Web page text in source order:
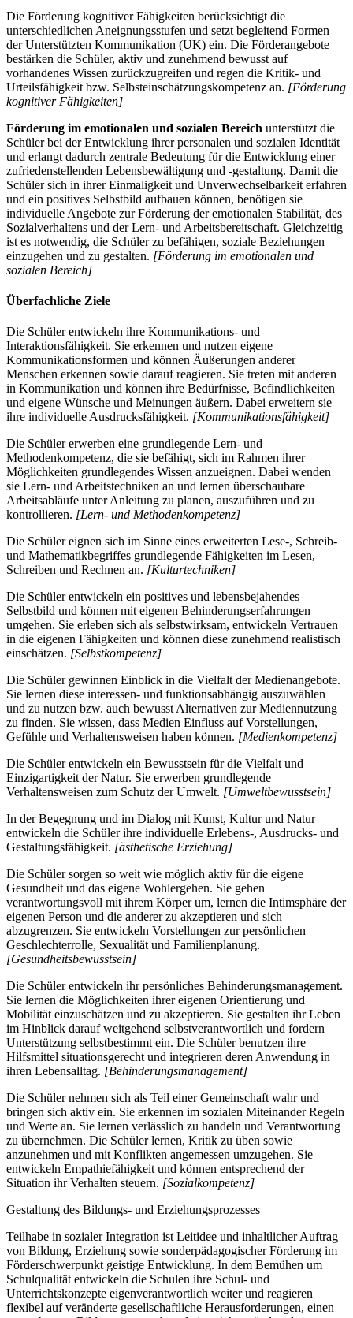
Die Förderung kognitiver Fähigkeiten berücksichtigt die
unterschiedlichen Aneignungsstufen und setzt begleitend Formen
der Unterstützten Kommunikation (UK) ein. Die Förderangebote
bestärken die Schüler, aktiv und zunehmend bewusst auf
vorhandenes Wissen zurückzugreifen und regen die Kritik- und
Urteilsfähigkeit bzw. Selbsteinschätzungskompetenz an. [Förderung
kognitiver Fähigkeiten]
Förderung im emotionalen und sozialen Bereich unterstützt die
Schüler bei der Entwicklung ihrer personalen und sozialen Identität
und erlangt dadurch zentrale Bedeutung für die Entwicklung einer
zufriedenstellenden Lebensbewältigung und -gestaltung. Damit die
Schüler sich in ihrer Einmaligkeit und Unverwechselbarkeit erfahren
und ein positives Selbstbild aufbauen können, benötigen sie
individuelle Angebote zur Förderung der emotionalen Stabilität, des
Sozialverhaltens und der Lern- und Arbeitsbereitschaft. Gleichzeitig
ist es notwendig, die Schüler zu befähigen, soziale Beziehungen
einzugehen und zu gestalten. [Förderung im emotionalen und
sozialen Bereich]
Überfachliche Ziele
Die Schüler entwickeln ihre Kommunikations- und
Interaktionsfähigkeit. Sie erkennen und nutzen eigene
Kommunikationsformen und können Äußerungen anderer
Menschen erkennen sowie darauf reagieren. Sie treten mit anderen
in Kommunikation und können ihre Bedürfnisse, Befindlichkeiten
und eigene Wünsche und Meinungen äußern. Dabei erweitern sie
ihre individuelle Ausdrucksfähigkeit. [Kommunikationsfähigkeit]
Die Schüler erwerben eine grundlegende Lern- und
Methodenkompetenz, die sie befähigt, sich im Rahmen ihrer
Möglichkeiten grundlegendes Wissen anzueignen. Dabei wenden
sie Lern- und Arbeitstechniken an und lernen überschaubare
Arbeitsabläufe unter Anleitung zu planen, auszuführen und zu
kontrollieren. [Lern- und Methodenkompetenz]
Die Schüler eignen sich im Sinne eines erweiterten Lese-, Schreib-
und Mathematikbegriffes grundlegende Fähigkeiten im Lesen,
Schreiben und Rechnen an. [Kulturtechniken]
Die Schüler entwickeln ein positives und lebensbejahendes
Selbstbild und können mit eigenen Behinderungserfahrungen
umgehen. Sie erleben sich als selbstwirksam, entwickeln Vertrauen
in die eigenen Fähigkeiten und können diese zunehmend realistisch
einschätzen. [Selbstkompetenz]
Die Schüler gewinnen Einblick in die Vielfalt der Medienangebote.
Sie lernen diese interessen- und funktionsabhängig auszuwählen
und zu nutzen bzw. auch bewusst Alternativen zur Mediennutzung
zu finden. Sie wissen, dass Medien Einfluss auf Vorstellungen,
Gefühle und Verhaltensweisen haben können. [Medienkompetenz]
Die Schüler entwickeln ein Bewusstsein für die Vielfalt und
Einzigartigkeit der Natur. Sie erwerben grundlegende
Verhaltensweisen zum Schutz der Umwelt. [Umweltbewusstsein]
In der Begegnung und im Dialog mit Kunst, Kultur und Natur
entwickeln die Schüler ihre individuelle Erlebens-, Ausdrucks- und
Gestaltungsfähigkeit. [ästhetische Erziehung]
Die Schüler sorgen so weit wie möglich aktiv für die eigene
Gesundheit und das eigene Wohlergehen. Sie gehen
verantwortungsvoll mit ihrem Körper um, lernen die Intimsphäre der
eigenen Person und die anderer zu akzeptieren und sich
abzugrenzen. Sie entwickeln Vorstellungen zur persönlichen
Geschlechterrolle, Sexualität und Familienplanung.
[Gesundheitsbewusstsein]
Die Schüler entwickeln ihr persönliches Behinderungsmanagement.
Sie lernen die Möglichkeiten ihrer eigenen Orientierung und
Mobilität einzuschätzen und zu akzeptieren. Sie gestalten ihr Leben
im Hinblick darauf weitgehend selbstverantwortlich und fordern
Unterstützung selbstbestimmt ein. Die Schüler benutzen ihre
Hilfsmittel situationsgerecht und integrieren deren Anwendung in
ihren Lebensalltag. [Behinderungsmanagement]
Die Schüler nehmen sich als Teil einer Gemeinschaft wahr und
bringen sich aktiv ein. Sie erkennen im sozialen Miteinander Regeln
und Werte an. Sie lernen verlässlich zu handeln und Verantwortung
zu übernehmen. Die Schüler lernen, Kritik zu üben sowie
anzunehmen und mit Konflikten angemessen umzugehen. Sie
entwickeln Empathiefähigkeit und können entsprechend der
Situation ihr Verhalten steuern. [Sozialkompetenz]
Gestaltung des Bildungs- und Erziehungsprozesses
Teilhabe in sozialer Integration ist Leitidee und inhaltlicher Auftrag
von Bildung, Erziehung sowie sonderpädagogischer Förderung im
Förderschwerpunkt geistige Entwicklung. In dem Bemühen um
Schulqualität entwickeln die Schulen ihre Schul- und
Unterrichtskonzepte eigenverantwortlich weiter und reagieren
flexibel auf veränderte gesellschaftliche Herausforderungen, einen